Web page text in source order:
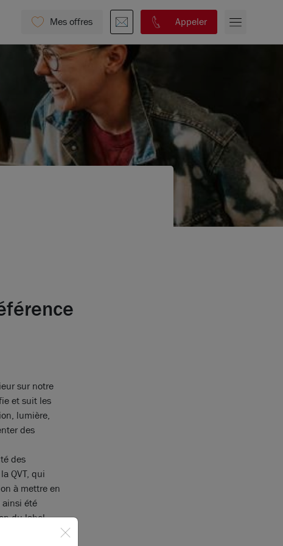
Mes offres Appeler
sur notre
et suit les
lumière,
des
des
QVT, qui
à mettre en
ainsi été
du label,